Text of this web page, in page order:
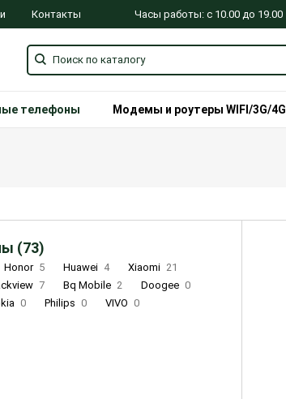
Контакты Часы работы: с 10.00 до 19.00
телефоны Модемы и роутеры WIFI/3G/4G
(73)
Honor 5 Huawei 4 Xiaomi 21
7 Bq Mobile 2 Doogee 0
0 Philips 0 VIVO 0